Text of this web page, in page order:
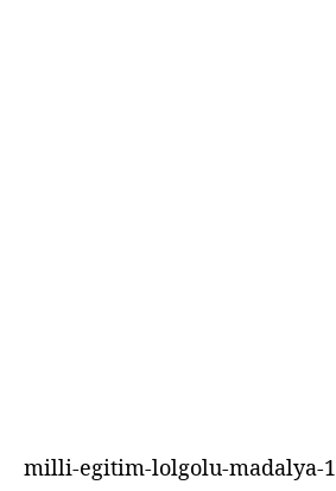
milli-egitim-lolgolu-madalya-1